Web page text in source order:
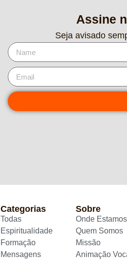
Assine
Seja avisado
Categorias
Todas
Espiritualidade
Formação
Mensagens
Sobre
Onde Estamos
Quem Somos
Missão
Animação